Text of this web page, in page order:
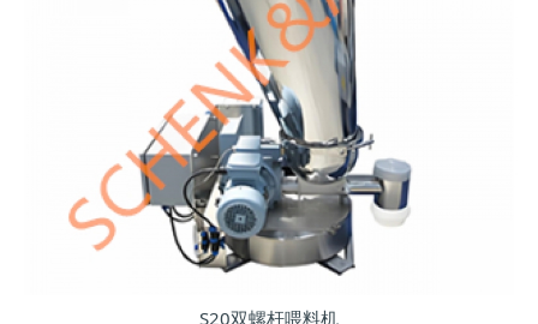
S20双螺杆喂料机